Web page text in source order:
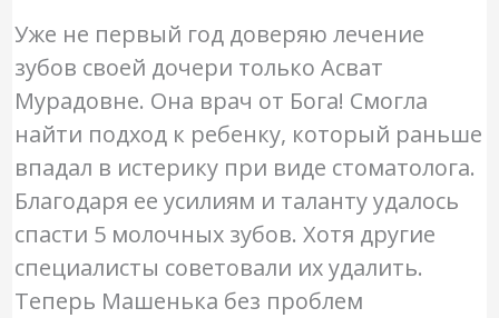
Уже не первый год доверяю лечение
зубов своей дочери только Асват
Мурадовне. Она врач от Бога! Смогла
найти подход к ребенку, который раньше
впадал в истерику при виде стоматолога.
Благодаря ее усилиям и таланту удалось
спасти 5 молочных зубов. Хотя другие
специалисты советовали их удалить.
Теперь Машенька без проблем